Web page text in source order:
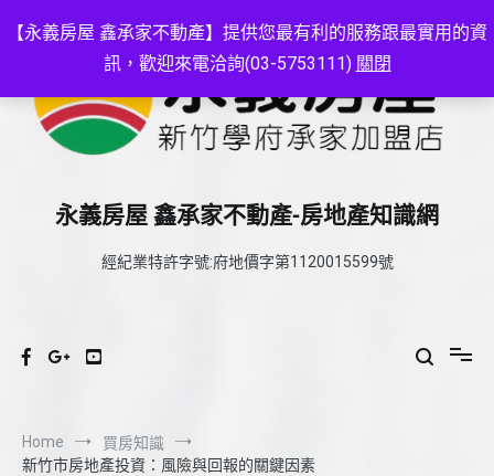
【永義房屋 鑫承家不動產】提供您最有利的服務跟最實用的資
訊，歡迎來電洽詢(03-5753111) 關閉
永義房屋 鑫承家不動產-房地產知識網
經紀業特許字號:府地價字第1120015599號
Home
買房知識
新竹市房地產投資：風險與回報的關鍵因素